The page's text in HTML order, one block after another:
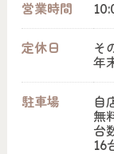
営業時間
定休日
そ
年
駐車場
自
無
台
16